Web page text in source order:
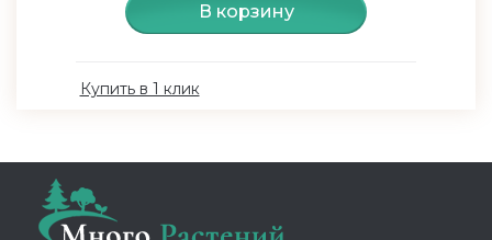
В корзину
Купить в 1 клик